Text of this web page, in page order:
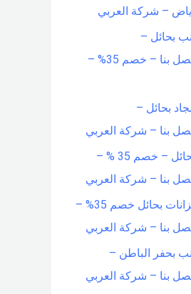
– شركة العربي
بحائل –
0551154864 اتصل بنا – خصم 35% –
بحائل –
دينا نقل عفش بحائل – خصم 35 % –
شركة تنظيف خزانات بحائل خصم 35% –
بحفر الباطن –